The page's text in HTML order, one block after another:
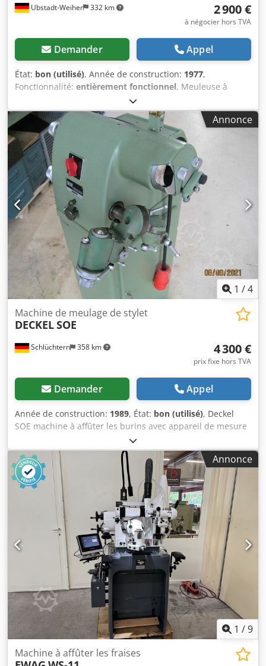
Ubstadt-Weiher 332 km 2 900 €
à négocier hors TVA
Demander Appel
État: bon (utilisé), Année de construction: 1977,
Fonctionnalité: entièrement fonctionnel, Meuleuse à
burin Deckel SOE avec accessoires Dwodpfxswrm Nve
Aqisa Caractéristiques techniques : >> Numéro de
machine : SOE 77-3997, année de fabrication : 1977 >>
Vitesse du moteur : 2 800 tr/min >> Vitesse de rotation de
la broche de rectification : 4 500 tr/min >> Puissance
d’entraînement : 0,55 kW / 380 volts >> Poids : environ 200
kg Accessoires et équipement : >> Pinces de serrage >>
Meules >> Socle >> Extracteur >> Outils >> Aspiration des
poussières de rectification À propos de la machine : Nous
vous proposons une meuleuse à burin Deckel SOE avec
accessoires. Testée mécaniquement et électriquement.
Une machine élégante et entièrement fonctionnelle.
Profitez de l’occasion pour la découvrir et l’essayer sur
place.
Annonce
1 /4
Schlüchtern 358 km
Machine de meulage de stylet
DECKELSOE
4 300 €
prix fixe hors TVA
Demander Appel
Année de construction: 1989, État: bon (utilisé), Deckel
SOE machine à affûter les burins avec appareil de mesure
par projection. Accessoires : pinces de serrage, différentes
meules. Bon état de fonctionnement. Dwodpfx Aqog
Tmdmeija
Annonce
1 /9
Machine à affûter les fraises